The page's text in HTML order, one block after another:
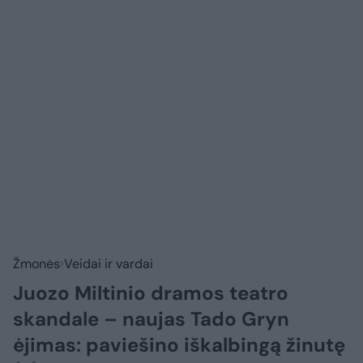
Žmonės Veidai ir vardai
Juozo Miltinio dramos teatro
skandale – naujas Tado Gryn
ėjimas: paviešino iškalbingą žinutę